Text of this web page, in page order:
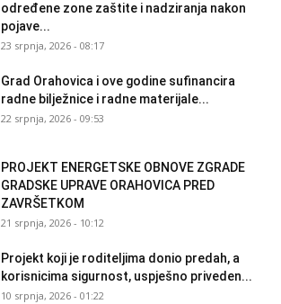
određene zone zaštite i nadziranja nakon
pojave...
23 srpnja, 2026 - 08:17
Grad Orahovica i ove godine sufinancira
radne bilježnice i radne materijale...
22 srpnja, 2026 - 09:53
PROJEKT ENERGETSKE OBNOVE ZGRADE
GRADSKE UPRAVE ORAHOVICA PRED
ZAVRŠETKOM
21 srpnja, 2026 - 10:12
Projekt koji je roditeljima donio predah, a
korisnicima sigurnost, uspješno priveden...
10 srpnja, 2026 - 01:22